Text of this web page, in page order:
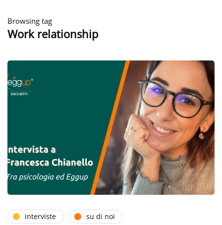
Browsing tag
Work relationship
interviste su di noi